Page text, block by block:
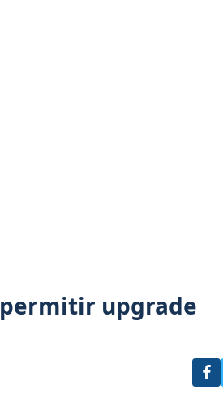
permitir upgrade